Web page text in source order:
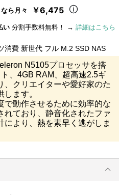
ら月々 ￥6,475
い 分割手数料無料！ → 詳細はこちら
消費 新世代 フル M.2 SSD NAS
N5105プロセッサを搭
、4GB RAM、超高速2.5ギ
、クリエイターや愛好家のた
ます。
で動作させるために効率的な
れており、静音化されたファ
により、熱を素早く逃がしま